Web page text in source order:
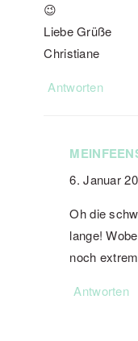
😉
Liebe Grüße
Christiane
Antworten
6. Januar
Oh die
lange!
noch
Antworten